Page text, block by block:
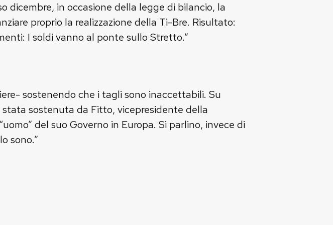
dicembre, in occasione della legge di bilancio, la
proprio la realizzazione della Ti-Bre. Risultato:
I soldi vanno al ponte sullo Stretto.”
sostenendo che i tagli sono inaccettabili. Su
stata sostenuta da Fitto, vicepresidente della
del suo Governo in Europa. Si parlino, invece di
sono.”